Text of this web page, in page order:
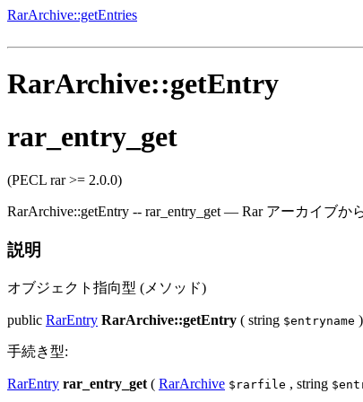
RarArchive::getEntries
RarArchive::getEntry
rar_entry_get
(PECL rar >= 2.0.0)
RarArchive::getEntry -- rar_entry_get — Rar アーカイブか
説明
オブジェクト指向型 (メソッド)
public RarEntry RarArchive::getEntry ( string $entryname )
手続き型:
RarEntry rar_entry_get ( RarArchive $rarfile , string